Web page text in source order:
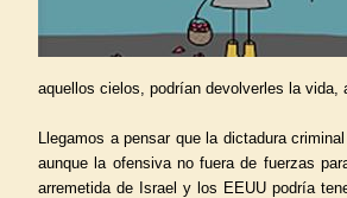
aquellos cielos, podrían devolverles la vida,
Llegamos a pensar que la dictadura
aunque la ofensiva no fuera de fuerzas
arremetida de Israel y los EEUU podría